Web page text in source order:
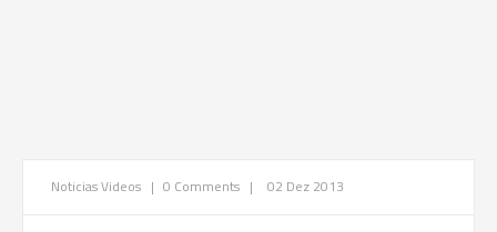
NoticiasVideos | 0 Comments | 02 Dez 2013